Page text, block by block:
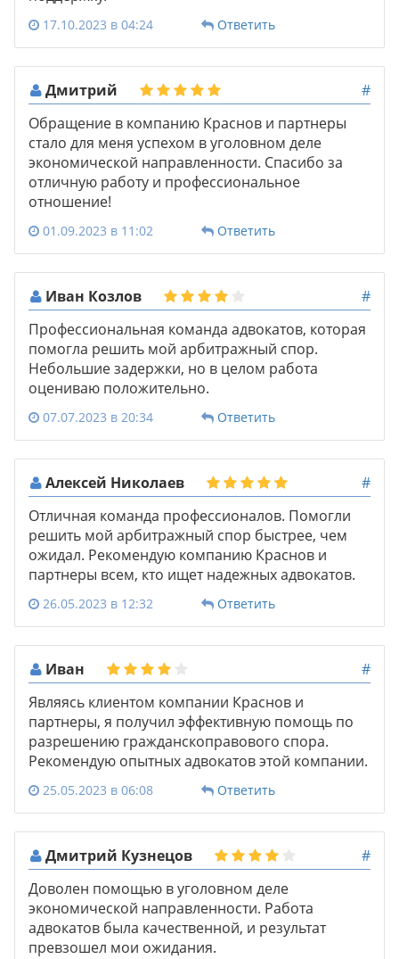
17.10.2023 в 04:24 Ответить
Дмитрий
#
Обращение в компанию Краснов и партнеры
стало для меня успехом в уголовном деле
экономической направленности. Спасибо за
отличную работу и профессиональное
отношение!
01.09.2023 в 11:02 Ответить
Иван Козлов
#
Профессиональная команда адвокатов, которая
помогла решить мой арбитражный спор.
Небольшие задержки, но в целом работа
оцениваю положительно.
07.07.2023 в 20:34 Ответить
Алексей Николаев
#
Отличная команда профессионалов. Помогли
решить мой арбитражный спор быстрее, чем
ожидал. Рекомендую компанию Краснов и
партнеры всем, кто ищет надежных адвокатов.
26.05.2023 в 12:32 Ответить
Иван
#
Являясь клиентом компании Краснов и
партнеры, я получил эффективную помощь по
разрешению гражданскоправового спора.
Рекомендую опытных адвокатов этой компании.
25.05.2023 в 06:08 Ответить
Дмитрий Кузнецов
#
Доволен помощью в уголовном деле
экономической направленности. Работа
адвокатов была качественной, и результат
превзошел мои ожидания.